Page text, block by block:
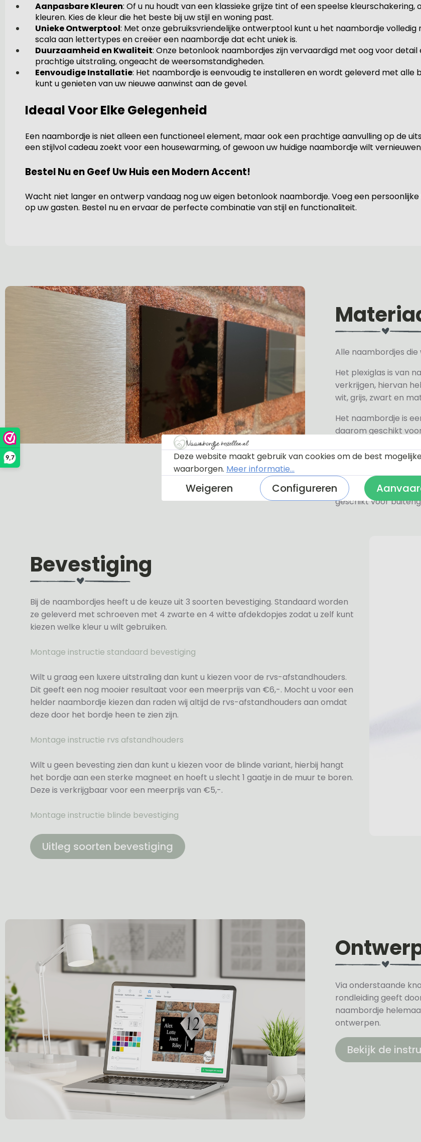
9,7
Aanpasbare Kleuren: Of u nu houdt van een klassieke grijze tint of een speelse
kleuren. Kies de kleur die het beste bij uw stijl en woning past.
Unieke Ontwerptool: Met onze gebruiksvriendelijke ontwerptool kunt u het naambordje volledig
scala aan lettertypes en creëer een naambordje dat echt uniek is.
Duurzaamheid en Kwaliteit: Onze betonlook naambordjes zijn vervaardigd met oog voor
prachtige uitstraling, ongeacht de weersomstandigheden.
Eenvoudige Installatie: Het naambordje is eenvoudig te installeren en wordt geleverd met
kunt u genieten van uw nieuwe aanwinst aan de gevel.
Ideaal Voor Elke Gelegenheid
Een naambordje is niet alleen een functioneel element, maar ook een prachtige aanvulling op de
een stijlvol cadeau zoekt voor een housewarming, of gewoon uw huidige naambordje wilt
Bestel Nu en Geef Uw Huis een Modern Accent!
Wacht niet langer en ontwerp vandaag nog uw eigen betonlook naambordje. Voeg een
op uw gasten. Bestel nu en ervaar de perfecte combinatie van stijl en functionaliteit.
Alle naambordjes
Het plexiglas is van
verkrijgen, hiervan
wit, grijs, zwart en
Het naambordje is
daarom geschikt
een perspex
zeer licht.
De RVS-look
een geborstelde
geschikt voor
Bevestiging
Bij de naambordjes heeft u de keuze uit 3 soorten bevestiging. Standaard worden
ze geleverd met schroeven met 4 zwarte en 4 witte afdekdopjes zodat u zelf kunt
kiezen welke kleur u wilt gebruiken.
Montage instructie standaard bevestiging
Wilt u graag een luxere uitstraling dan kunt u kiezen voor de rvs-afstandhouders.
Dit geeft een nog mooier resultaat voor een meerprijs van €6,-. Mocht u voor een
helder naambordje kiezen dan raden wij altijd de rvs-afstandhouders aan omdat
deze door het bordje heen te zien zijn.
Montage instructie rvs afstandhouders
Wilt u geen bevesting zien dan kunt u kiezen voor de blinde variant, hierbij hangt
het bordje aan een sterke magneet en hoeft u slecht 1 gaatje in de muur te boren.
Deze is verkrijgbaar voor een meerprijs van €5,-.
Montage instructie blinde bevestiging
Uitleg soorten bevestiging
Via onderstaande
rondleiding geeft
naambordje
ontwerpen.
Bekijk de
Deze website maakt gebruik van cookies om de best
waarborgen. Meer informatie...
Weigeren Configureren